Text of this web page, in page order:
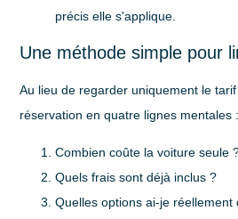
précis elle s'applique.
Une méthode simple pour
Au lieu de regarder uniquement le
réservation en quatre lignes mentales :
Combien coûte la voiture seule
Quels frais sont déjà inclus ?
Quelles options ai-je réellement